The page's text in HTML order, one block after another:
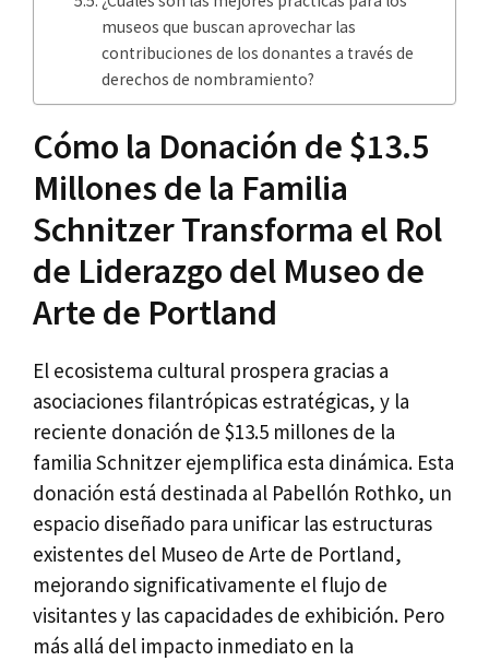
museos que buscan aprovechar las
contribuciones de los donantes a través de
derechos de nombramiento?
Cómo la Donación de $13.5
Millones de la Familia
Schnitzer Transforma el Rol
de Liderazgo del Museo de
Arte de Portland
El ecosistema cultural prospera gracias a
asociaciones filantrópicas estratégicas, y la
reciente donación de $13.5 millones de la
familia Schnitzer ejemplifica esta dinámica. Esta
donación está destinada al Pabellón Rothko, un
espacio diseñado para unificar las estructuras
existentes del Museo de Arte de Portland,
mejorando significativamente el flujo de
visitantes y las capacidades de exhibición. Pero
más allá del impacto inmediato en la